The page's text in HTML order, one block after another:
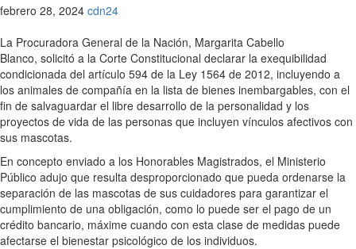
febrero 28, 2024 cdn24
La Procuradora General de la Nación, Margarita Cabello
Blanco, solicitó a la Corte Constitucional declarar la exequibilidad
condicionada del artículo 594 de la Ley 1564 de 2012, incluyendo a
los animales de compañía en la lista de bienes inembargables, con el
fin de salvaguardar el libre desarrollo de la personalidad y los
proyectos de vida de las personas que incluyen vínculos afectivos con
sus mascotas.
En concepto enviado a los Honorables Magistrados, el Ministerio
Público adujo que resulta desproporcionado que pueda ordenarse la
separación de las mascotas de sus cuidadores para garantizar el
cumplimiento de una obligación, como lo puede ser el pago de un
crédito bancario, máxime cuando con esta clase de medidas puede
afectarse el bienestar psicológico de los individuos.